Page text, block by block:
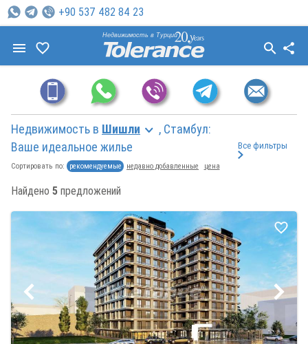
+90 537 482 84 23
Недвижимость в Турции
Недвижимость в Шишли
, Стамбул:
Ваше идеальное жилье
Сортировать по: рекомендуемые недавно добавленные цена
Все фильтры
Найдено 5 предложений